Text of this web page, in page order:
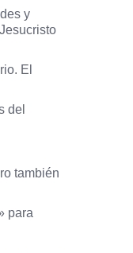
y
El
del
también
para